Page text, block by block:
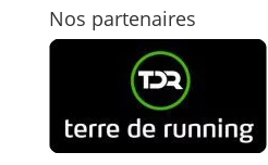
Nos partenaires